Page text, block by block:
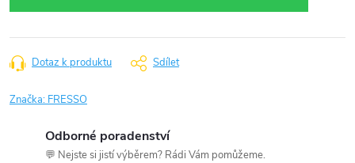
Dotaz k produktu Sdílet
Značka: FRESSO
Odborné poradenství
💬 Nejste si jistí výběrem? Rádi Vám pomůžeme.